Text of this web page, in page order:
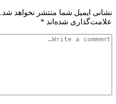
نشانی ایمیل شما منتشر نخواهد شد.
علامت‌گذاری شده‌اند *